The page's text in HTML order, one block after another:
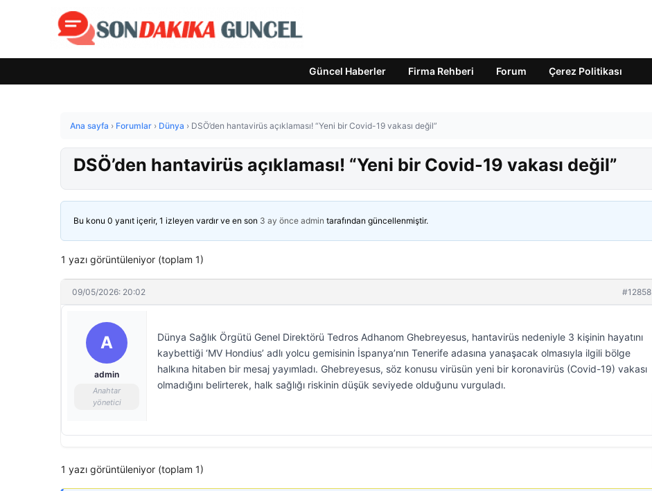
Güncel Haberler Firma Rehberi Forum Çerez Politikası
Ana sayfa › Forumlar › Dünya › DSÖ’den hantavirüs açıklaması! “Yeni bir Covid-19 vakası değil”
DSÖ’den hantavirüs açıklaması! “Yeni bir Covid-19 vakası değil”
Bu konu 0 yanıt içerir, 1 izleyen vardır ve en son 3 ay önce admin tarafından güncellenmiştir.
1 yazı görüntüleniyor (toplam 1)
09/05/2026: 20:02 #12858
A
admin
Anahtar
yönetici
Dünya Sağlık Örgütü Genel Direktörü Tedros Adhanom Ghebreyesus, hantavirüs nedeniyle 3 kişinin hayatını
kaybettiği ‘MV Hondius’ adlı yolcu gemisinin İspanya’nın Tenerife adasına yanaşacak olmasıyla ilgili bölge
halkına hitaben bir mesaj yayımladı. Ghebreyesus, söz konusu virüsün yeni bir koronavirüs (Covid-19) vakası
olmadığını belirterek, halk sağlığı riskinin düşük seviyede olduğunu vurguladı.
1 yazı görüntüleniyor (toplam 1)